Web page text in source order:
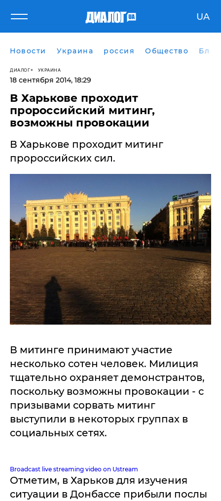
UA
Новости Украина россия Общество
ДИАЛОГ УКРАИНА
18 сентября 2014, 18:29
В Харькове проходит
пророссийский митинг,
возможны провокации
В Харькове проходит митинг
пророссийских сил.
В митинге принимают участие
несколько сотен человек. Милиция
тщательно охраняет демонстрантов,
поскольку возможны провокации - с
призывами сорвать митинг
выступили в некоторых группах в
социальных сетях.
Broadcast live streaming video on Ustream
Отметим, в Харьков для изучения
ситуации в Донбассе прибыли послы